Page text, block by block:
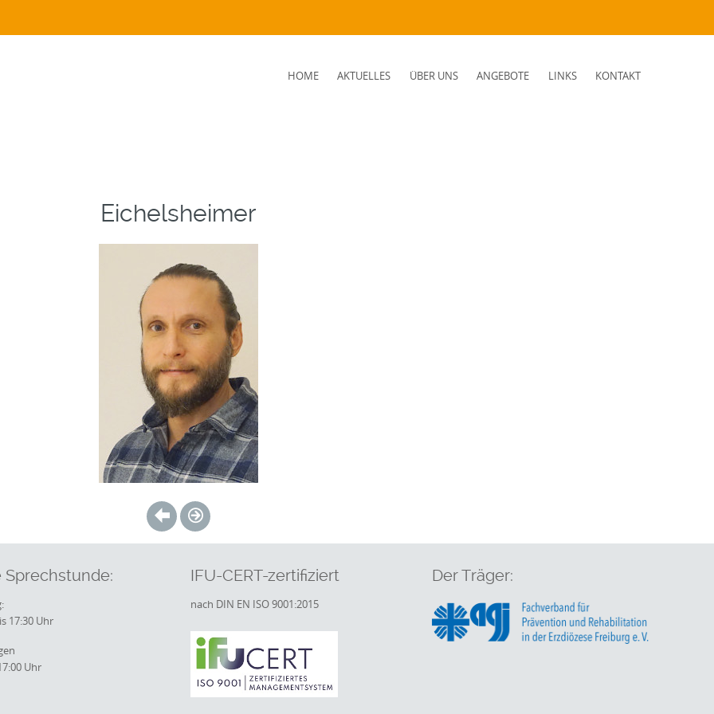
HOME AKTUELLES ÜBER UNS ANGEBOTE LINKS KONTAKT
Eichelsheimer
Sprechstunde:
17:30 Uhr
Uhr
IFU-CERT-zertifiziert
nach DIN EN ISO 9001:2015
Der Träger: